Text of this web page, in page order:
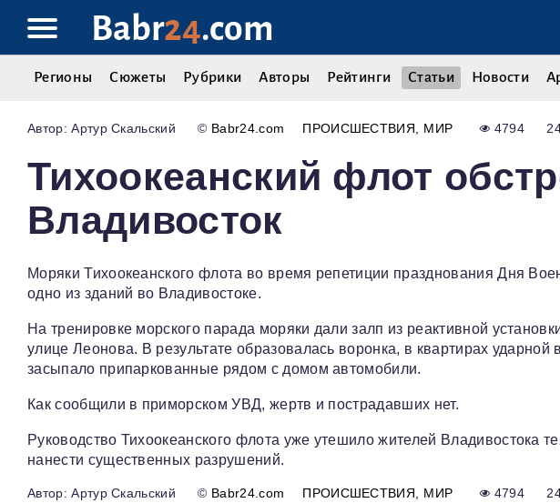
Babr24.com
Регионы Сюжеты Рубрики Авторы Рейтинги Статьи Новости
Артур Скальский © Babr24.com ПРОИСШЕСТВИЯ МИР 4794
Тихоокеанский флот
Владивосток
Моряки Тихоокеанского флота во время репетиции празднования Дня
одно из зданий во Владивостоке.
На тренировке морского парада моряки дали залп из реактивной
улице Леонова. В результате образовалась воронка, в квартирах
засыпало припаркованные рядом с домом автомобили.
Как сообщили в приморском УВД, жертв и пострадавших нет.
Руководство Тихоокеанского флота уже утешило жителей Владивостока
нанести существенных разрушений.
Артур Скальский © Babr24.com ПРОИСШЕСТВИЯ МИР 4794